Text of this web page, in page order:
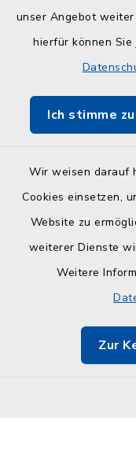
unser Angebot
hierfür können
Ich stimme zu
Wir weisen darauf
Cookies einsetzen,
Website zu
weiterer Dienste
Weitere
Zur
Quicklinks
ZuFiSH